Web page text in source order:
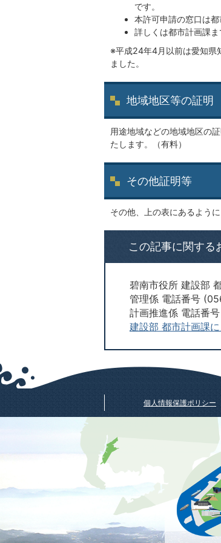
です。
本許可申請の窓口は都
詳しくは都市計画課ま
※平成24年4月以前は愛知県
ました。
地域地区等の証明
用途地域などの地域地区の
たします。（有料）
その他証明等
その他、上の表にあるよう
この記事に関する
碧南市役所 建設部
管理係 電話番号
計画推進係 電話番
建設部 都市計画課
個人情報保護ポリシー